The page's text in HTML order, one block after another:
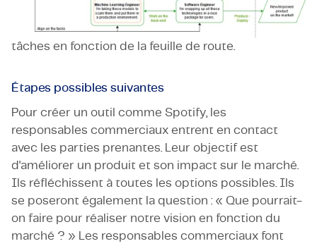
travaille en équipe et connaît ses responsabilités.
De plus, ils aident l’équipe à élaborer les meilleures
tâches en fonction de la feuille de route.
Étapes possibles suivantes
Pour créer un outil comme Spotify, les
responsables commerciaux entrent en contact
avec les parties prenantes. Leur objectif est
d'améliorer un produit et son impact sur le marché.
Ils réfléchissent à toutes les options possibles. Ils
se poseront également la question : « Que pourrait-
on faire pour réaliser notre vision en fonction du
marché ? » Les responsables commerciaux font